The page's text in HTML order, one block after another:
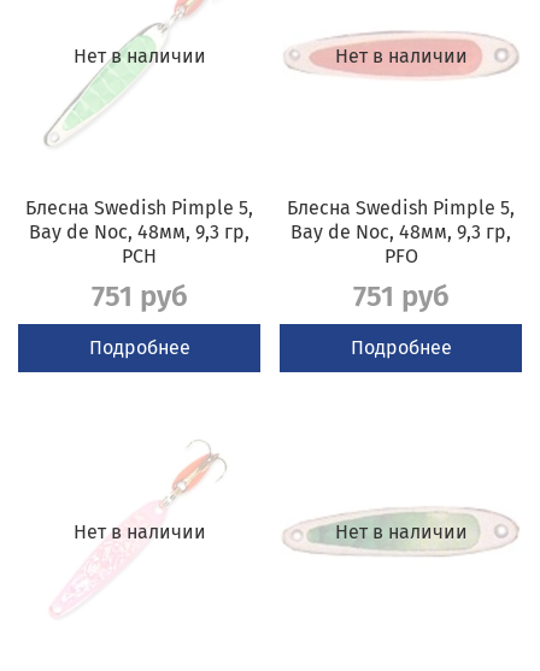
Нет в наличии
Блесна Swedish Pimple 5,
Bay de Noc, 48мм, 9,3 гр,
PCH
751 руб
Подробнее
Нет в наличии
Блесна Swedish Pimple 5,
Bay de Noc, 48мм, 9,3 гр,
PFO
751 руб
Подробнее
Нет в наличии Нет в наличии